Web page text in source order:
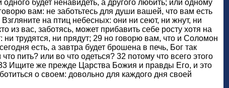
будет ненавидеть, а другого любить; или одному
вам: не заботьтесь для души вашей, что вам есть
на птиц небесных: они ни сеют, ни жнут, ни
вас, заботясь, может прибавить себе росту хотя на
трудятся, ни прядут; 29 но говорю вам, что и Соломон
есть, а завтра будет брошена в печь, Бог так
пить? или во что одеться? 32 потому что всего этого
Ищите же прежде Царства Божия и правды Его, и это
о своем: довольно для каждого дня своей